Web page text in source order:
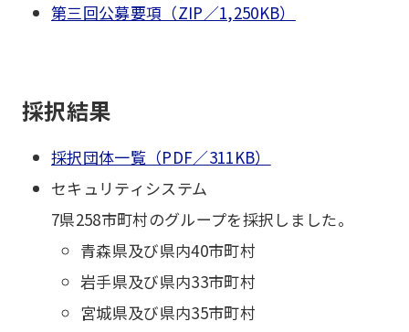
第三回公募要項（ZIP／1,250KB）
採択結果
採択団体一覧（PDF／311KB）
セキュリティシステム
7県258市町村のグループを採択しました。
青森県及び県内40市町村
岩手県及び県内33市町村
宮城県及び県内35市町村